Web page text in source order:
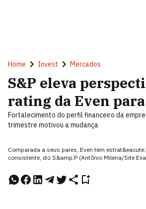
Home Invest Mercados
S&P eleva
rating da Even
Fortalecimento do perfil financeiro da
trimestre motivou a mudança
Comparada a seus pares, Even tem
consistente, diz S&amp;P (Antônio Milena/Site